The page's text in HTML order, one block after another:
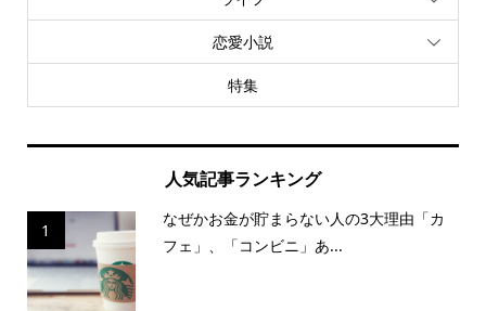
恋愛小説
特集
人気記事ランキング
1
なぜかお金が貯まらない人の3大理由「カ
フェ」、「コンビニ」あ...